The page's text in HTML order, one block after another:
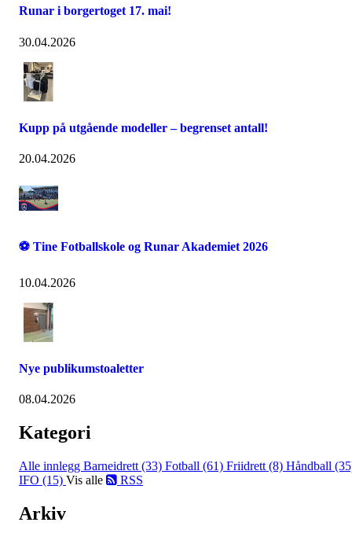
Runar i borgertoget 17. mai!
30.04.2026
Kupp på utgående modeller – begrenset antall!
20.04.2026
⚽ Tine Fotballskole og Runar Akademiet 2026
10.04.2026
Nye publikumstoaletter
08.04.2026
Kategori
Alle innlegg Barneidrett (33) Fotball (61) Friidrett (8) Håndball
IFO (15) Vis alle RSS
Arkiv